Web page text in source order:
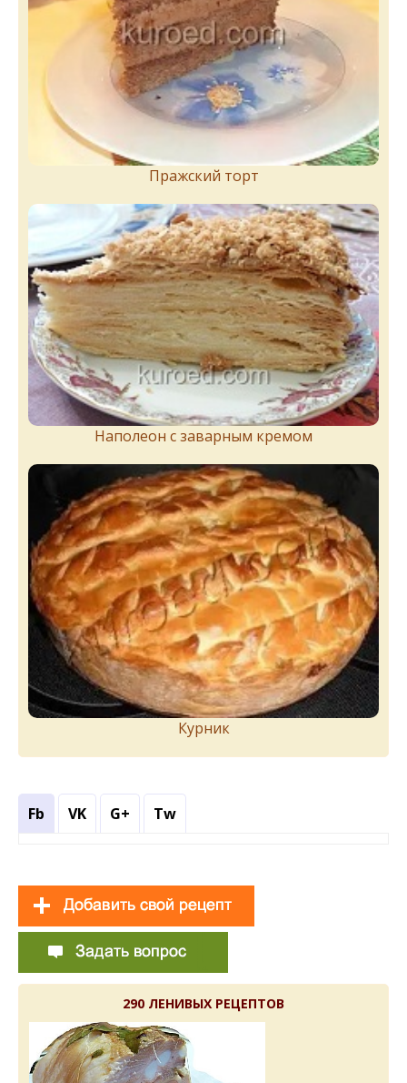
Пражский торт
Наполеон с заварным кремом
Курник
Fb VK G+ Tw
290 ЛЕНИВЫХ РЕЦЕПТОВ